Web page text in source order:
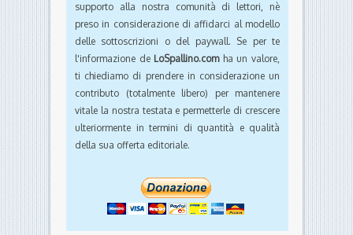
supporto alla nostra comunità di lettori, nè
preso in considerazione di affidarci al modello
delle sottoscrizioni o del paywall. Se per te
l'informazione de LoSpallino.comha un valore,
ti chiediamo di prendere in considerazione un
contributo (totalmente libero) per mantenere
vitale la nostra testata e permetterle di crescere
ulteriormente in termini di quantità e qualità
della sua offerta editoriale.